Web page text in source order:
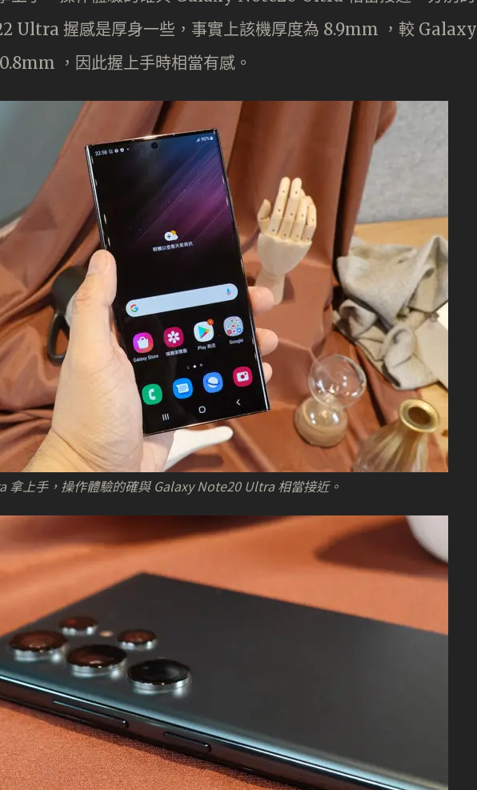
Ultra 握感是厚身一些，事實上該機厚度為 8.9mm ，較 Galaxy
，因此握上手時相當有感。
拿上手，操作體驗的確與 Galaxy Note20 Ultra 相當接近。